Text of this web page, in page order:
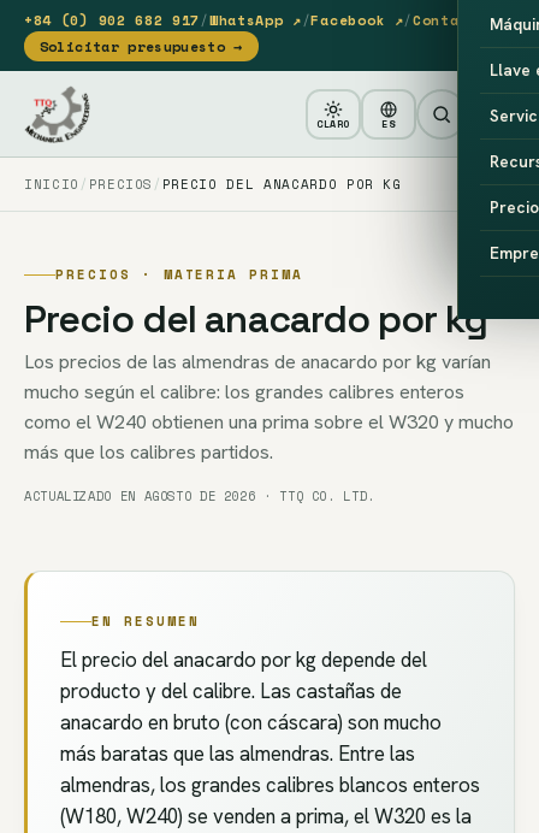
+84 (0) 902 682 917/WhatsApp ↗/Facebook ↗/Contacto
Solicitar presupuesto →
Llave
CLARO ES
INICIO PRECIOS PRECIO DEL ANACARDO POR KG
PRECIOS · MATERIA PRIMA
Precio del anacardo por kg
Los precios de las almendras de anacardo por kg varían
mucho según el calibre: los grandes calibres enteros
como el W240 obtienen una prima sobre el W320 y mucho
más que los calibres partidos.
ACTUALIZADO EN AGOSTO DE 2026 · TTQ CO. LTD.
EN RESUMEN
El precio del anacardo por kg depende del
producto y del calibre. Las castañas de
anacardo en bruto (con cáscara) son mucho
más baratas que las almendras. Entre las
almendras, los grandes calibres blancos enteros
(W180, W240) se venden a prima, el W320 es la